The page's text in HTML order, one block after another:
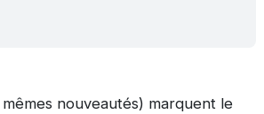
nouveautés) marquent le